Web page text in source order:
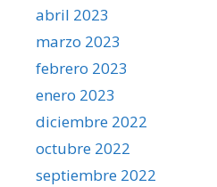
abril 2023
marzo 2023
febrero 2023
enero 2023
diciembre 2022
octubre 2022
septiembre 2022